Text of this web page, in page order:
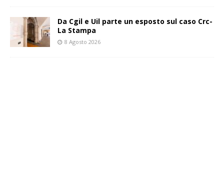
Da Cgil e Uil parte un esposto sul caso Crc-
La Stampa
8 Agosto 2026